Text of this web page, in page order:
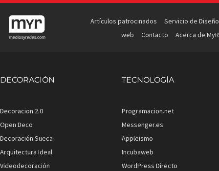
Artículos patrocinados
Servicio de Diseño
web
Contacto Acerca de MyR
DECORACIÓN
Decoracion 2.0
Open Deco
Decoración Sueca
Arquitectura Ideal
Videodecoración
TECNOLOGÍA
Programacion.net
Messenger.es
Appleismo
Incubaweb
WordPress Directo